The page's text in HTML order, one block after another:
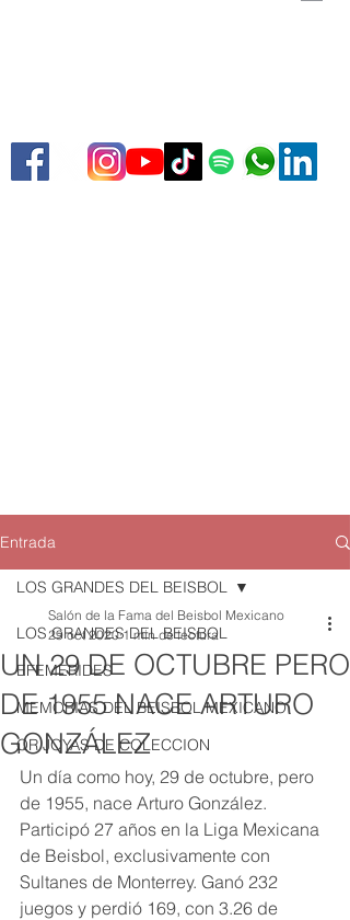
Entrada
LOS GRANDES DEL BEISBOL
EFEMERIDES
MEMORIAS DEL BEISBOL MEXICANO
QR JOYAS DE COLECCION
LOS GRANDES DEL BEISBOL
UN 29 DE OCTUBRE PERO
DE 1955 NACE ARTURO
GONZÁLEZ
Salón de la Fama del Beisbol Mexicano
29 oct 2020 1 min de lectura
Un día como hoy, 29 de octubre, pero
de 1955, nace Arturo González.
Participó 27 años en la Liga Mexicana
de Beisbol, exclusivamente con
Sultanes de Monterrey. Ganó 232
juegos y perdió 169, con 3.26 de